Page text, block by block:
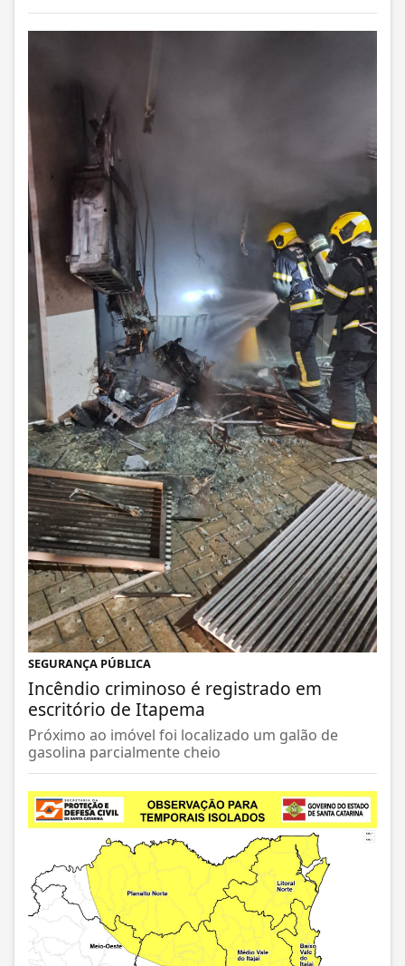
SEGURANÇA PÚBLICA
Incêndio criminoso é registrado em
escritório de Itapema
Próximo ao imóvel foi localizado um galão de
gasolina parcialmente cheio